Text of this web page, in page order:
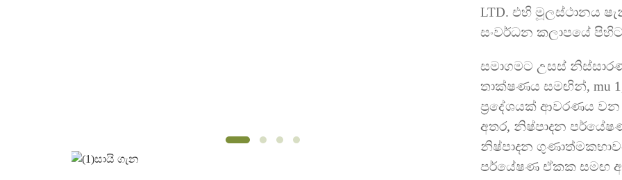
LTD. එහි මූලස්ථානය
සංවර්ධන කලාපයේ
සමාගමට උසස්
තාක්ෂණය සමඟින්, mu
ප්‍රදේශයක් ආවරණය වන
අතර, නිෂ්පාදන
නිෂ්පාදන
පර්යේෂණ ඒකක සමඟ